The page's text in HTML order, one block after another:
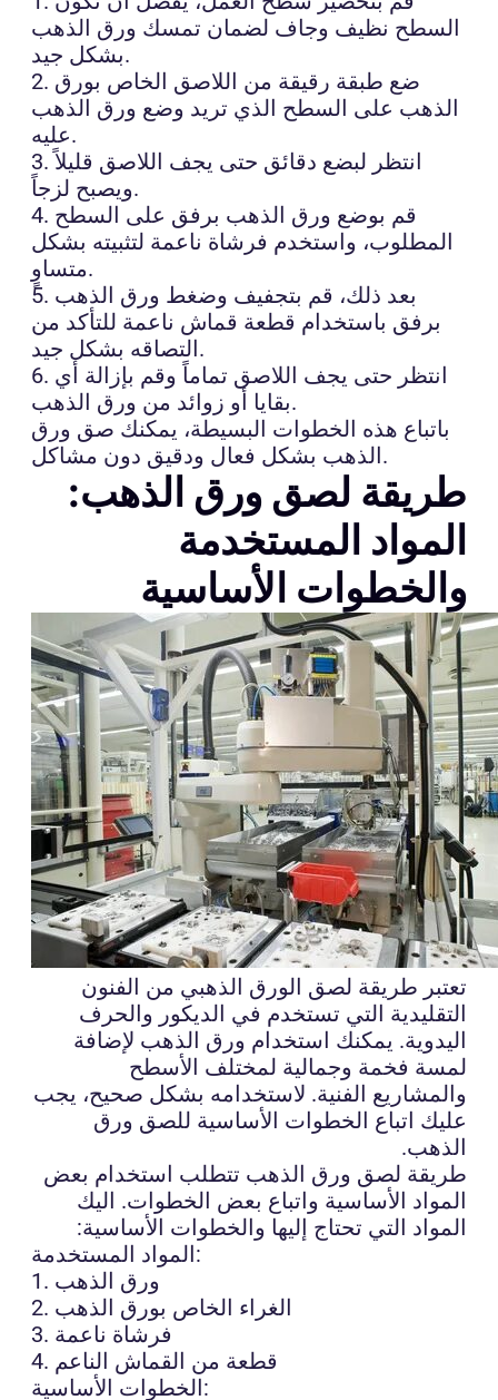
السطح نظيف وجاف لضمان تمسك ورق الذهب
بشكل جيد.
2. ضع طبقة رقيقة من اللاصق الخاص بورق
الذهب على السطح الذي تريد وضع ورق الذهب
عليه.
3. انتظر لبضع دقائق حتى يجف اللاصق قليلاً
ويصبح لزجاً.
4. قم بوضع ورق الذهب برفق على السطح
المطلوب، واستخدم فرشاة ناعمة لتثبيته بشكل
متساوٍ.
5. بعد ذلك، قم بتجفيف وضغط ورق الذهب
برفق باستخدام قطعة قماش ناعمة للتأكد من
التصاقه بشكل جيد.
6. انتظر حتى يجف اللاصق تماماً وقم بإزالة أي
بقايا أو زوائد من ورق الذهب.
باتباع هذه الخطوات البسيطة، يمكنك صق ورق
الذهب بشكل فعال ودقيق دون مشاكل.
طريقة لصق ورق الذهب:
المواد المستخدمة
والخطوات الأساسية
تعتبر طريقة لصق الورق الذهبي من الفنون
التقليدية التي تستخدم في الديكور والحرف
اليدوية. يمكنك استخدام ورق الذهب لإضافة
لمسة فخمة وجمالية لمختلف الأسطح
والمشاريع الفنية. لاستخدامه بشكل صحيح، يجب
عليك اتباع الخطوات الأساسية للصق ورق
الذهب.
طريقة لصق ورق الذهب تتطلب استخدام بعض
المواد الأساسية واتباع بعض الخطوات. اليك
المواد التي تحتاج إليها والخطوات الأساسية:
المواد المستخدمة:
1. ورق الذهب
2. الغراء الخاص بورق الذهب
3. فرشاة ناعمة
4. قطعة من القماش الناعم
الخطوات الأساسية: